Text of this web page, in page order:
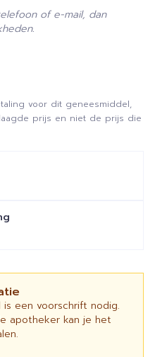
voor dit geneesmiddel,
prijs en niet de prijs die
een voorschrift nodig.
apotheker kan je het
of e-mail, dan